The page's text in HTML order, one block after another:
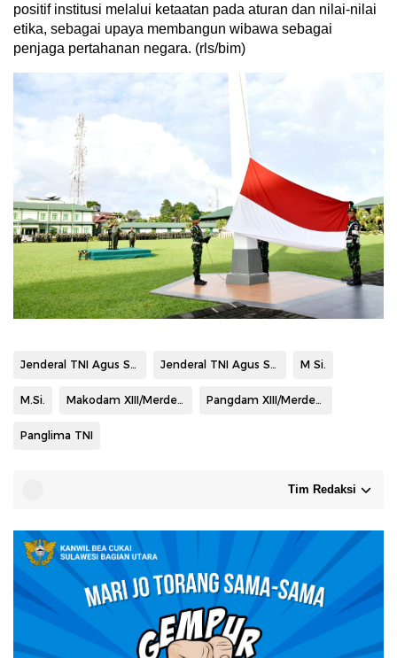
positif institusi melalui ketaatan pada aturan dan nilai-nilai
etika, sebagai upaya membangun wibawa sebagai
penjaga pertahanan negara. (rls/bim)
Jenderal TNI Agus Subiyanto Jenderal TNI Agus Subiyanto SE M Si.
M.Si. Makodam XIII/Merdeka Pangdam XIII/Merdeka
Panglima TNI
Tim Redaksi